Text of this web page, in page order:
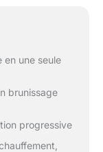
en une seule
brunissage
progressive